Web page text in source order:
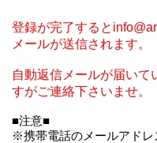
登録が完了すると
メールが送信されます。
自動返信メールが届いて
すがご連絡下さいませ。
■注意■
※携帯電話のメールアドレ